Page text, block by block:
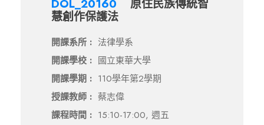
DOL_20160
原住民族傳統智
慧創作保護法
開課系所 : 法律學系
開課學校 : 國立東華大學
開課學期 : 110學年第2學期
授課教師 : 蔡志偉
課程時間 : 15:10-17:00, 週五